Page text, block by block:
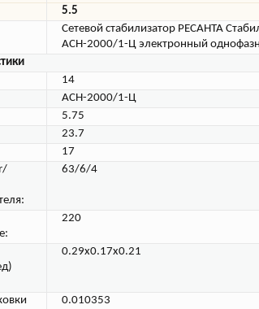
5.5
Сетевой стабилизатор РЕСАНТА
АСН-2000/1-Ц электронный
14
АСН-2000/1-Ц
5.75
23.7
17
63/6/4
220
0.29x0.17x0.21
0.010353